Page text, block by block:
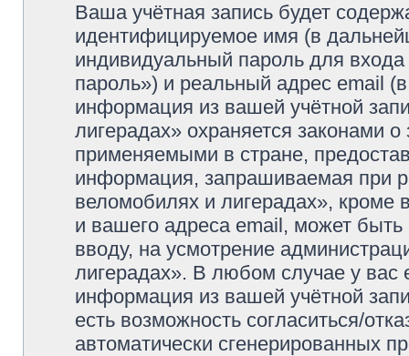
Ваша учётная запись будет
идентифицируемое имя (в
индивидуальный пароль для
пароль») и реальный адрес email
информация из вашей учётной
лигерадах» охраняется законами
применяемыми в стране,
информация, запрашиваемая при
веломобилях и лигерадах», кроме
и вашего адреса email, может быть
вводу, на усмотрение
лигерадах». В любом случае у вас
информация из вашей учётной
есть возможность согласиться/
автоматически сгенерированных